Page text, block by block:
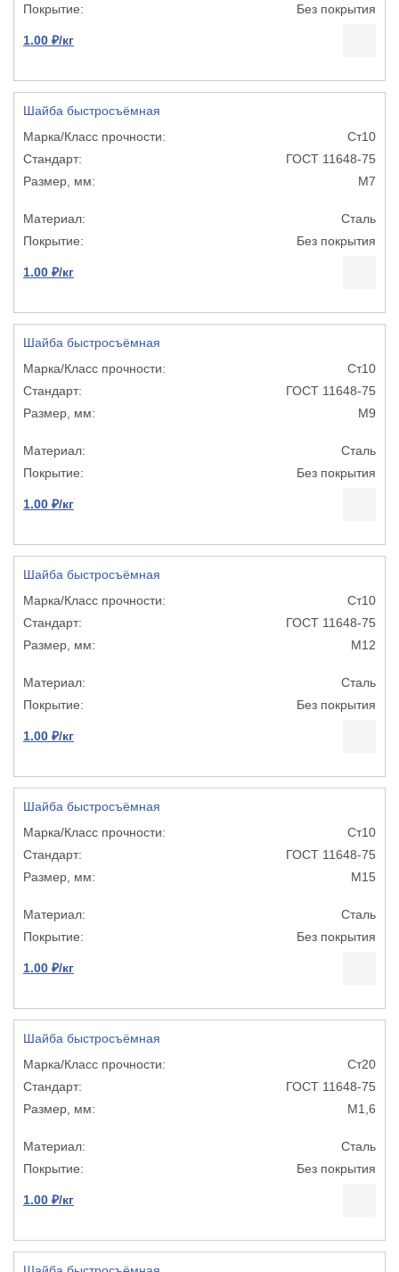
Без покрытия
1.00 ₽/кг
Шайба быстросъёмная
Ст10
ГОСТ 11648-75
М7
Сталь
Без покрытия
1.00 ₽/кг
Шайба быстросъёмная
Ст10
ГОСТ 11648-75
М9
Сталь
Без покрытия
1.00 ₽/кг
Шайба быстросъёмная
Ст10
ГОСТ 11648-75
М12
Сталь
Без покрытия
1.00 ₽/кг
Шайба быстросъёмная
Ст10
ГОСТ 11648-75
М15
Сталь
Без покрытия
1.00 ₽/кг
Шайба быстросъёмная
Ст20
ГОСТ 11648-75
М1,6
Сталь
Без покрытия
1.00 ₽/кг